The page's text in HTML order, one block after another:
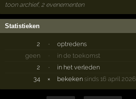
toon archief, 2 evenementen
Statistieken
2 ·
optredens
geen
·
in de toekomst
2
·
in het verleden
34
× bekeken sinds 16 april 2026